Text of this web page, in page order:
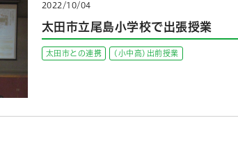
2022/10/04
太田市立尾島小学校で出張授業
太田市との連携 (小中高)出前授業